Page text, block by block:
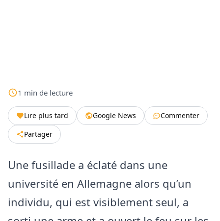
1 min de lecture
Lire plus tard Google News
Commenter
Partager
Une fusillade a éclaté dans une
université en Allemagne alors qu’un
individu, qui est visiblement seul, a